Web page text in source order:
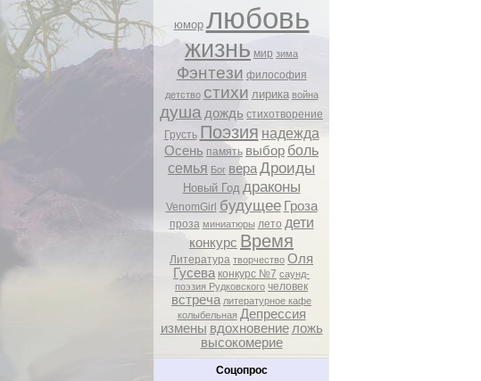
юмор любовь
жизнь мир зима
Фэнтези философия
детство стихи лирика война
душа дождь стихотворение
Грусть Поэзия надежда
Осень память выбор боль
семья Бог вераДроиды
Новый Год драконы
VenomGirl будущее Гроза
проза миниатюры лето дети
конкурс Время
Литература творчество Оля
Гусева конкурс №7 саунд-
поэзия Рудковского человек
встреча литературное кафе
колыбельная Депрессия
измены вдохновение ложь
высокомерие
Соцопрос